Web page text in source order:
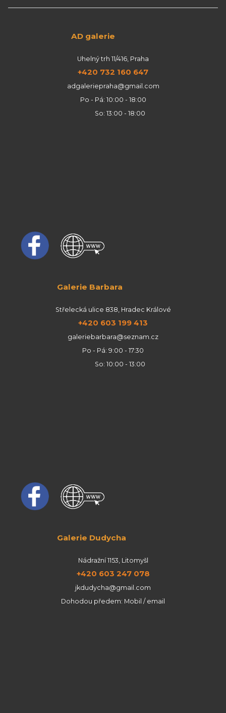
AD galerie
Uhelný trh 11/416, Praha
+420 732 160 647
adgaleriepraha@gmail.com
Po - Pá: 10:00 - 18:00
So: 13:00 - 18:00
Galerie Barbara
Střelecká ulice 838, Hradec Králové
+420 603 199 413
galeriebarbara@seznam.cz
Po - Pá: 9:00 - 17:30
So: 10:00 - 13:00
Galerie Dudycha
Nádražní 1153, Litomyšl
+420 603 247 078
jkdudycha@gmail.com
Dohodou předem: Mobil / email